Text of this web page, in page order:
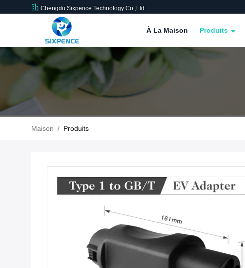
Chengdu Sixpence Technology Co.,Ltd.
À La Maison Produits
Maison / Produits